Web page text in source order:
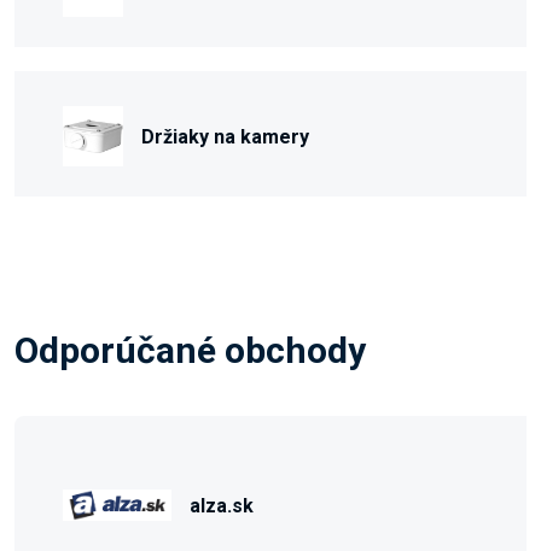
Držiaky na kamery
Odporúčané obchody
alza.sk